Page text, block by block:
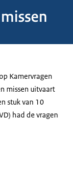
Kamervragen
missen uitvaart
stuk van 10
had de vragen